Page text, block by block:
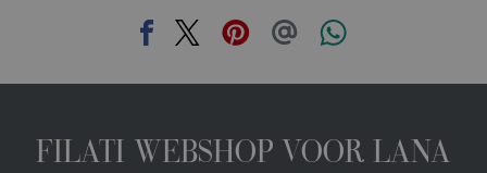
FILATI WEBSHOP VOOR LANA